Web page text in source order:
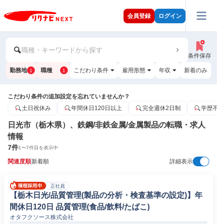
会員登録 ログイン
職種・キーワードから探す
条件保存
勤務地 1 職種 1 こだわり条件 雇用形態 年収 新着のみ
こだわり条件の追加設定を忘れていませんか？
土日祝休み
年間休日120日以上 完全週休2日制 学歴
日光市（栃木県）、鉄鋼/非鉄金属/金属製品の転職・求人
情報
7件1〜7件目を表示中
関連度順新着順 詳細表示
正社員
【栃木日光/品質管理(製品の分析・検査基準の設定)】年
間休日120日 品質管理(食品/飲料/たばこ)
オタフクソース株式会社